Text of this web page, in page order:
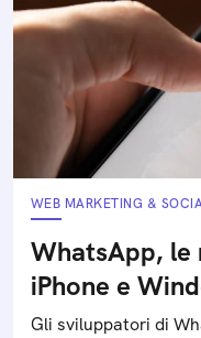
WEB MARKETING &
WhatsApp,
iPhone e
Gli sviluppatori di